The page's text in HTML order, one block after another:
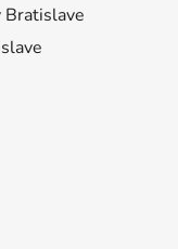
Bratislave